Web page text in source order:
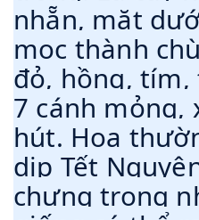
nhẵn, mặt
mọc thành
đỏ, hồng, tím,
7 cánh mỏng,
hút. Hoa
dịp Tết
chưng trong